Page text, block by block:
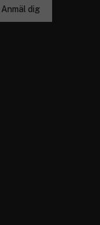
Anmäl dig